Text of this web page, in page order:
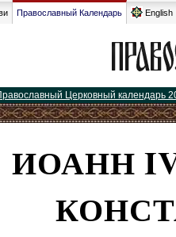
Православный Календарь English
Церковный календарь
ИОАНН